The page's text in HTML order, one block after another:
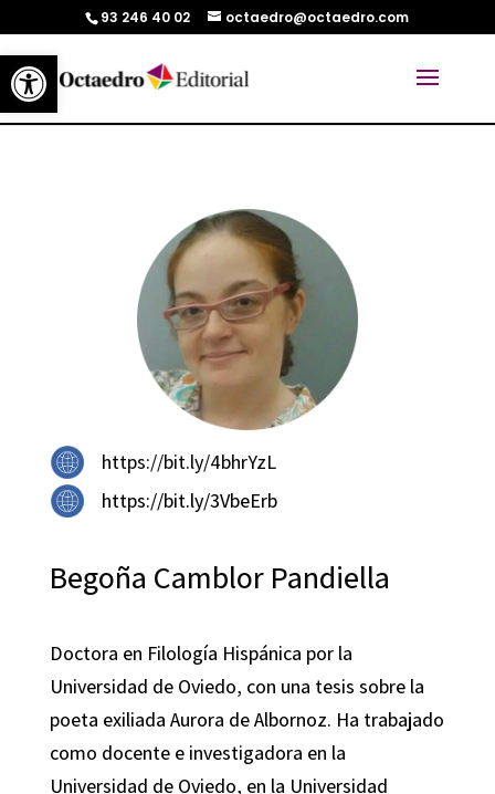
Abrir barra de herramientas
93 246 40 02 octaedro@octaedro.com
https://bit.ly/4bhrYzL
https://bit.ly/3VbeErb
Begoña Camblor Pandiella
Doctora en Filología Hispánica por la
Universidad de Oviedo, con una tesis sobre la
poeta exiliada Aurora de Albornoz. Ha trabajado
como docente e investigadora en la
Universidad de Oviedo, en la Universidad